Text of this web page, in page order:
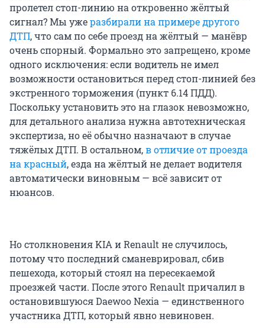
пролетел стоп-линию на откровенно жёлтый
сигнал? Мы ужеразбирали на примере другого
ДТП, что сам по себе проезд на жёлтый — манёвр
очень спорный. Формально это запрещено, кроме
одного исключения: если водитель не имел
возможности остановиться перед стоп-линией без
экстренного торможения (пункт 6.14 ПДД).
Поскольку установить это на глазок невозможно,
для детального анализа нужна автотехническая
экспертиза, но её обычно назначают в случае
тяжёлых ДТП. В остальном,в отличие от проезда
на красный, езда на жёлтый не делает водителя
автоматически виновным — всё зависит от
нюансов.
Но столкновения KIA и Renault не случилось,
потому что последний сманеврировал, сбив
пешехода, который стоял на пересекаемой
проезжей части. После этого Renault причалил в
остановившуюся Daewoo Nexia — единственного
участника ДТП, который явно невиновен.